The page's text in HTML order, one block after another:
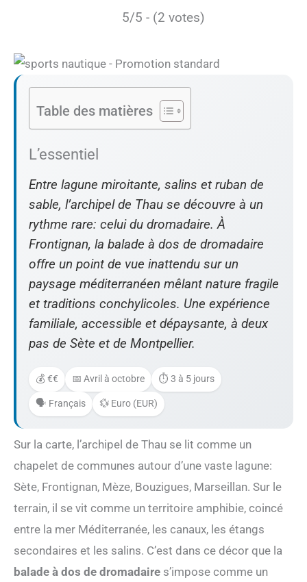
5/5 - (2 votes)
Table des matières
L’essentiel
Entre lagune miroitante, salins et ruban de
sable, l’archipel de Thau se découvre à un
rythme rare: celui du dromadaire. À
Frontignan, la balade à dos de dromadaire
offre un point de vue inattendu sur un
paysage méditerranéen mêlant nature fragile
et traditions conchylicoles. Une expérience
familiale, accessible et dépaysante, à deux
pas de Sète et de Montpellier.
💰 €€ 📅 Avril à octobre ⏱️ 3 à 5 jours
🗣️ Français 💱 Euro (EUR)
Sur la carte, l’archipel de Thau se lit comme un
chapelet de communes autour d’une vaste lagune:
Sète, Frontignan, Mèze, Bouzigues, Marseillan. Sur le
terrain, il se vit comme un territoire amphibie, coincé
entre la mer Méditerranée, les canaux, les étangs
secondaires et les salins. C’est dans ce décor que la
balade à dos de dromadaire s’impose comme un